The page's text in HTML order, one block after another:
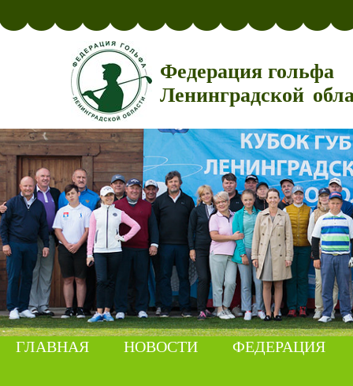
Федерация гольфа
Ленинградской
ГЛАВНАЯ НОВОСТИ ФЕДЕРАЦИЯ